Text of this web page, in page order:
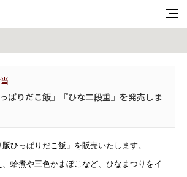
ぱりだこ飯』『ひな二段重』を発売しま
ひっぱりだこ飯」を販売いたします。
蛤煮や三色かまぼこなど、ひなまつりをイ